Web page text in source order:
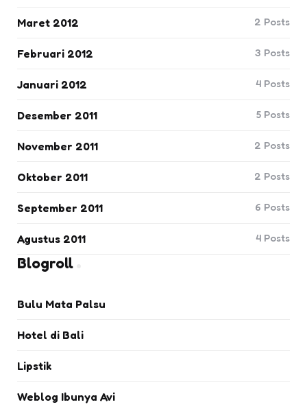
Maret 2012 2 Posts
Februari 2012 3 Posts
Januari 2012 4 Posts
Desember 2011 5 Posts
November 2011 2 Posts
Oktober 2011 2 Posts
September 2011 6 Posts
Agustus 2011 4 Posts
Blogroll
Bulu Mata Palsu
Hotel di Bali
Lipstik
Weblog Ibunya Avi